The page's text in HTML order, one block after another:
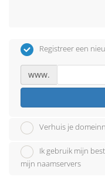
Registreer een
www.
Verhuis je
Ik gebruik mijn
mijn naamservers